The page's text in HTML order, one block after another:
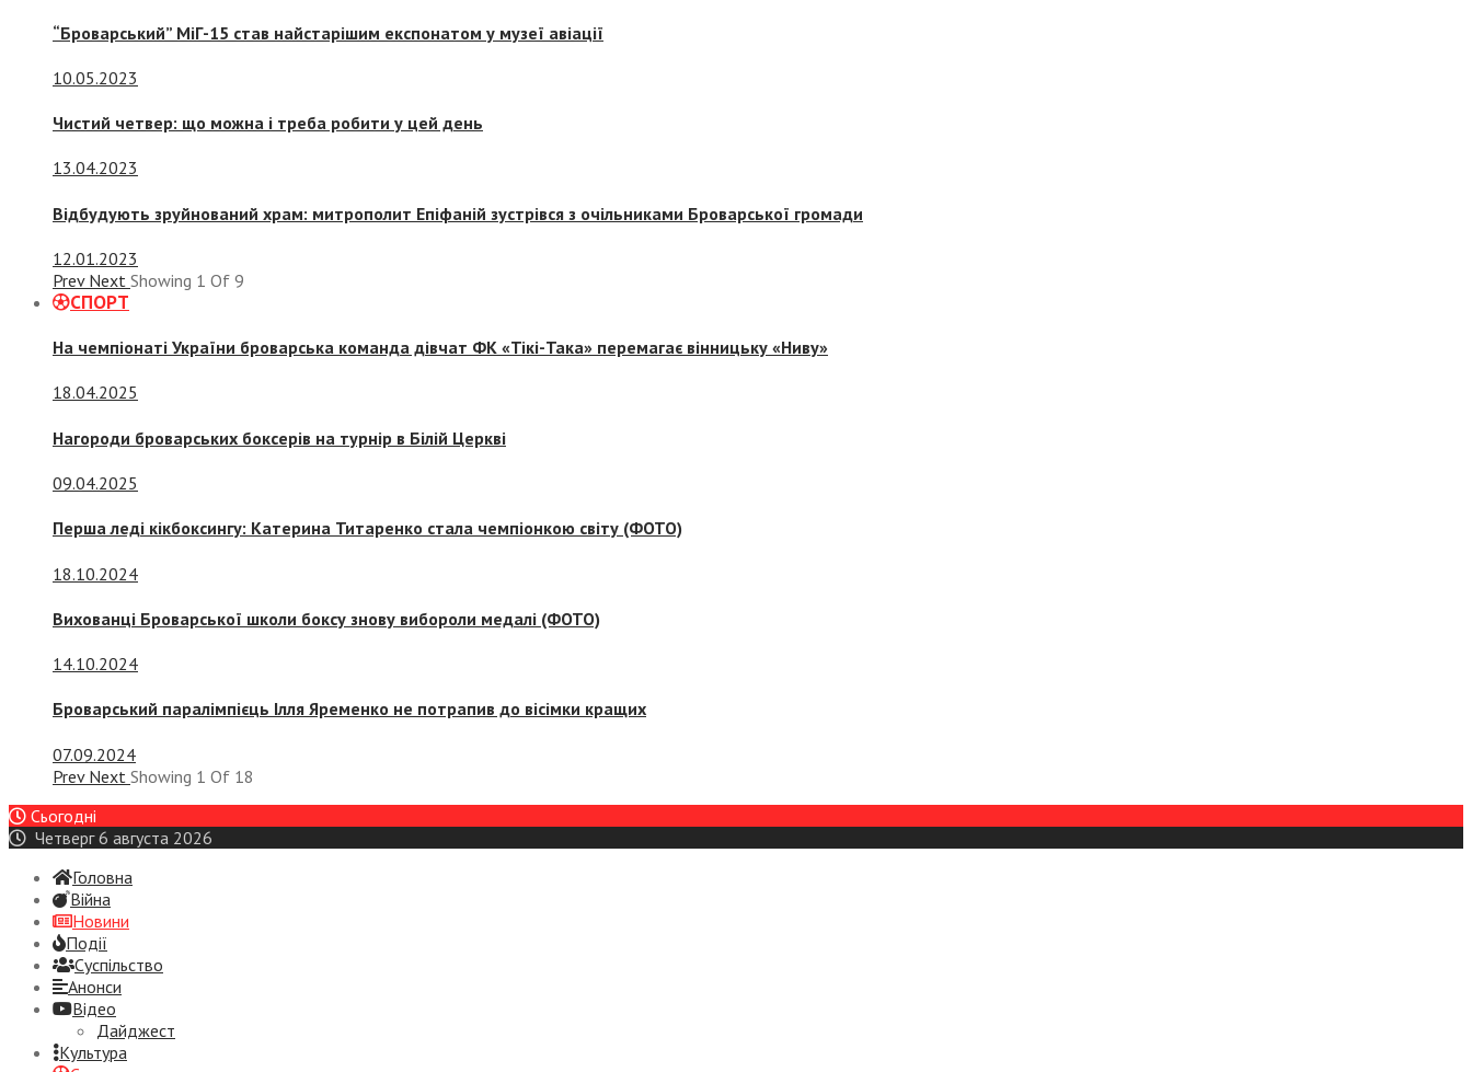
“Броварський” МіГ-15 став найстарішим експонатом у музеї авіації
10.05.2023
Чистий четвер: що можна і треба робити у цей день
13.04.2023
Відбудують зруйнований храм: митрополит Епіфаній зустрівся з очільниками Броварської громади
12.01.2023
Prev Next Showing 1 Of 9
СПОРТ
На чемпіонаті України броварська команда дівчат ФК «Тікі-Така» перемагає вінницьку «Ниву»
18.04.2025
Нагороди броварських боксерів на турнір в Білій Церкві
09.04.2025
Перша леді кікбоксингу: Катерина Титаренко стала чемпіонкою світу (ФОТО)
18.10.2024
Вихованці Броварської школи боксу знову вибороли медалі (ФОТО)
14.10.2024
Броварський паралімпієць Ілля Яременко не потрапив до вісімки кращих
07.09.2024
Prev Next Showing 1 Of 18
Сьогодні
Четверг 6 августа 2026
Головна
Війна
Новини
Події
Суспiльство
Анонси
Відео
Дайджест
Культура